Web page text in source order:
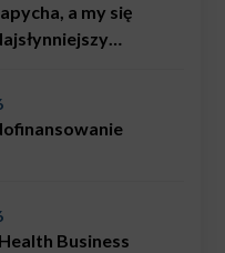
a my się
nie tylko choroby
Business